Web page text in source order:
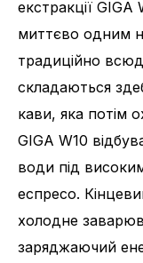
Кількість
екстракції GIGA
миттєво одним
традиційно
складаються
кави, яка потім
GIGA W10
води під
еспресо.
холодне
заряджаючий